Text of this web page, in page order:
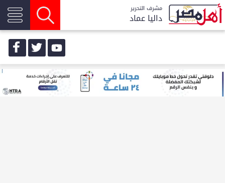
مشرف التحرير
داليا عماد